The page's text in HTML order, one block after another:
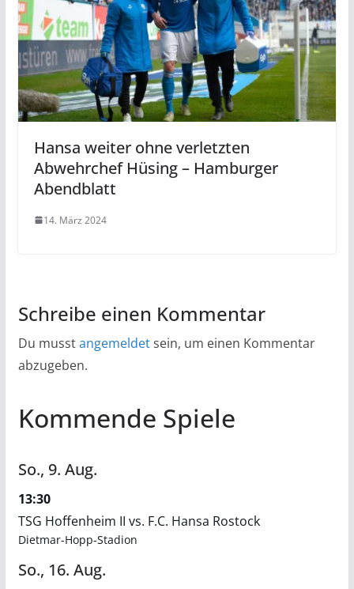
Hansa weiter ohne verletzten
Abwehrchef Hüsing – Hamburger
Abendblatt
14. März 2024
Schreibe einen Kommentar
Du musstangemeldetsein, um einen Kommentar
abzugeben.
Kommende Spiele
So., 9. Aug.
13:30
TSG Hoffenheim II vs. F.C. Hansa Rostock
Dietmar-Hopp-Stadion
So., 16. Aug.